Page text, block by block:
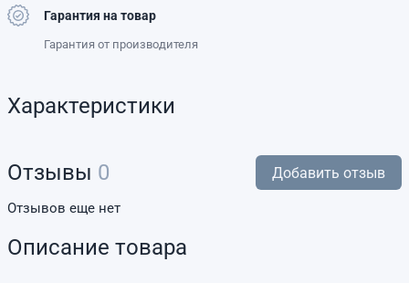
Гарантия на товар
Гарантия от производителя
Характеристики
Отзывы 0 Добавить отзыв
Отзывов еще нет
Описание товара